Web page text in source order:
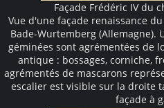
Façade Frédéric IV du
Vue d'une façade renaissance
Bade-Wurtemberg (Allemagne).
géminées sont agrémentées de
antique : bossages, corniche,
agrémentés de mascarons
escalier est visible sur la droite
façade à